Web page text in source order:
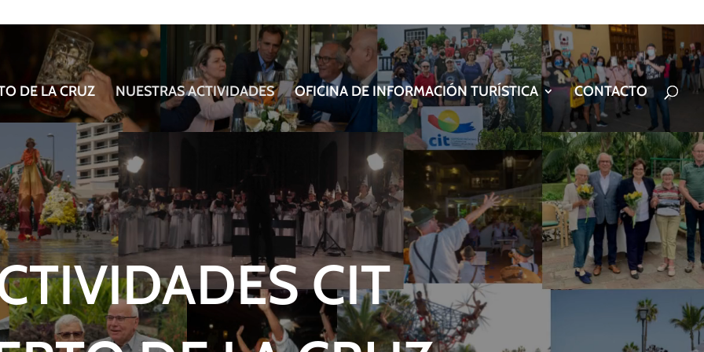
DE LA CRUZ NUESTRAS ACTIVIDADES OFICINA DE INFORMACIÓN TURÍSTICA CONTACTO
CIT